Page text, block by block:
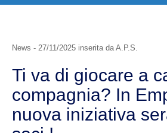
News - 27/11/2025 inserita da A.P.S.
Ti va di giocare a
compagnia? In
nuova iniziativa